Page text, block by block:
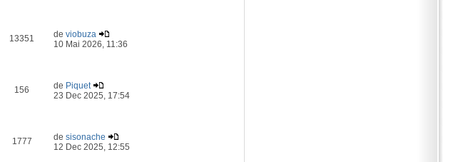
13351 deviobuza
10 Mai 2026, 11:36
156 de Piquet
23 Dec 2025, 17:54
1777 desisonache
12 Dec 2025, 12:55